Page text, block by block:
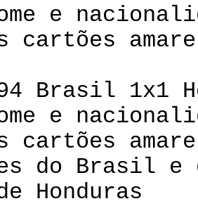
e
cartões
Brasil 1x1
e
cartões
do Brasil e
Honduras